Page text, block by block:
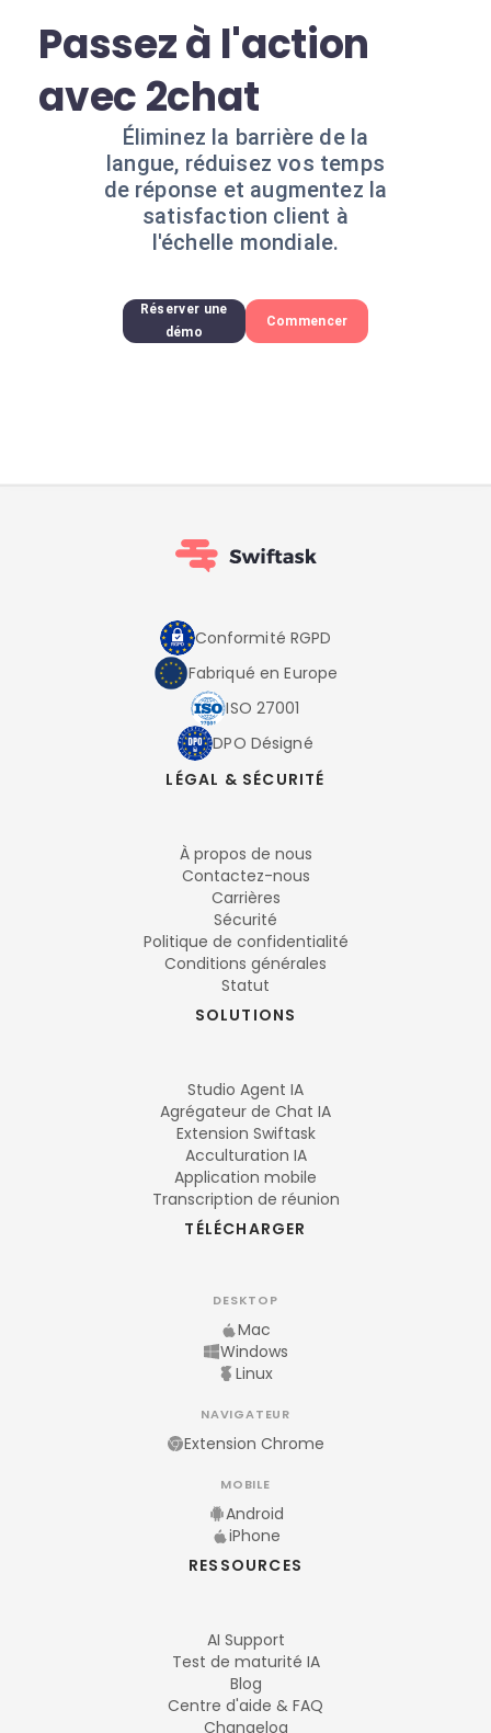
Passez à l'action
avec 2chat
Éliminez la barrière de la
langue, réduisez vos temps
de réponse et augmentez la
satisfaction client à
l'échelle mondiale.
Réserver une
démo
Commencer
Conformité RGPD
Fabriqué en Europe
ISO 27001
DPO Désigné
LÉGAL & SÉCURITÉ
À propos de nous
Contactez-nous
Carrières
Sécurité
Politique de confidentialité
Conditions générales
Statut
SOLUTIONS
Studio Agent IA
Agrégateur de Chat IA
Extension Swiftask
Acculturation IA
Application mobile
Transcription de réunion
TÉLÉCHARGER
DESKTOP
Mac
Windows
Linux
NAVIGATEUR
Extension Chrome
MOBILE
Android
iPhone
RESSOURCES
AI Support
Test de maturité IA
Blog
Centre d'aide & FAQ
Changelog